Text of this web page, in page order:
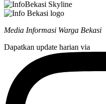
Media Informasi Warga Bekasi
Dapatkan update harian via